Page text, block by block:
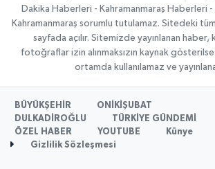
Dakika Haberleri - Kahramanmaraş Haberleri
Kahramanmaraş sorumlu tutulamaz. Sitedeki
sayfada açılır. Sitemizde yayınlanan haber,
fotoğraflar izin alınmaksızın kaynak
ortamda kullanılamaz ve
BÜYÜKŞEHİR
ONİKİŞUBAT
DULKADİROĞLU
TÜRKİYE GÜNDEMİ
ÖZEL HABER
YOUTUBE
Künye
Gizlilik Sözleşmesi